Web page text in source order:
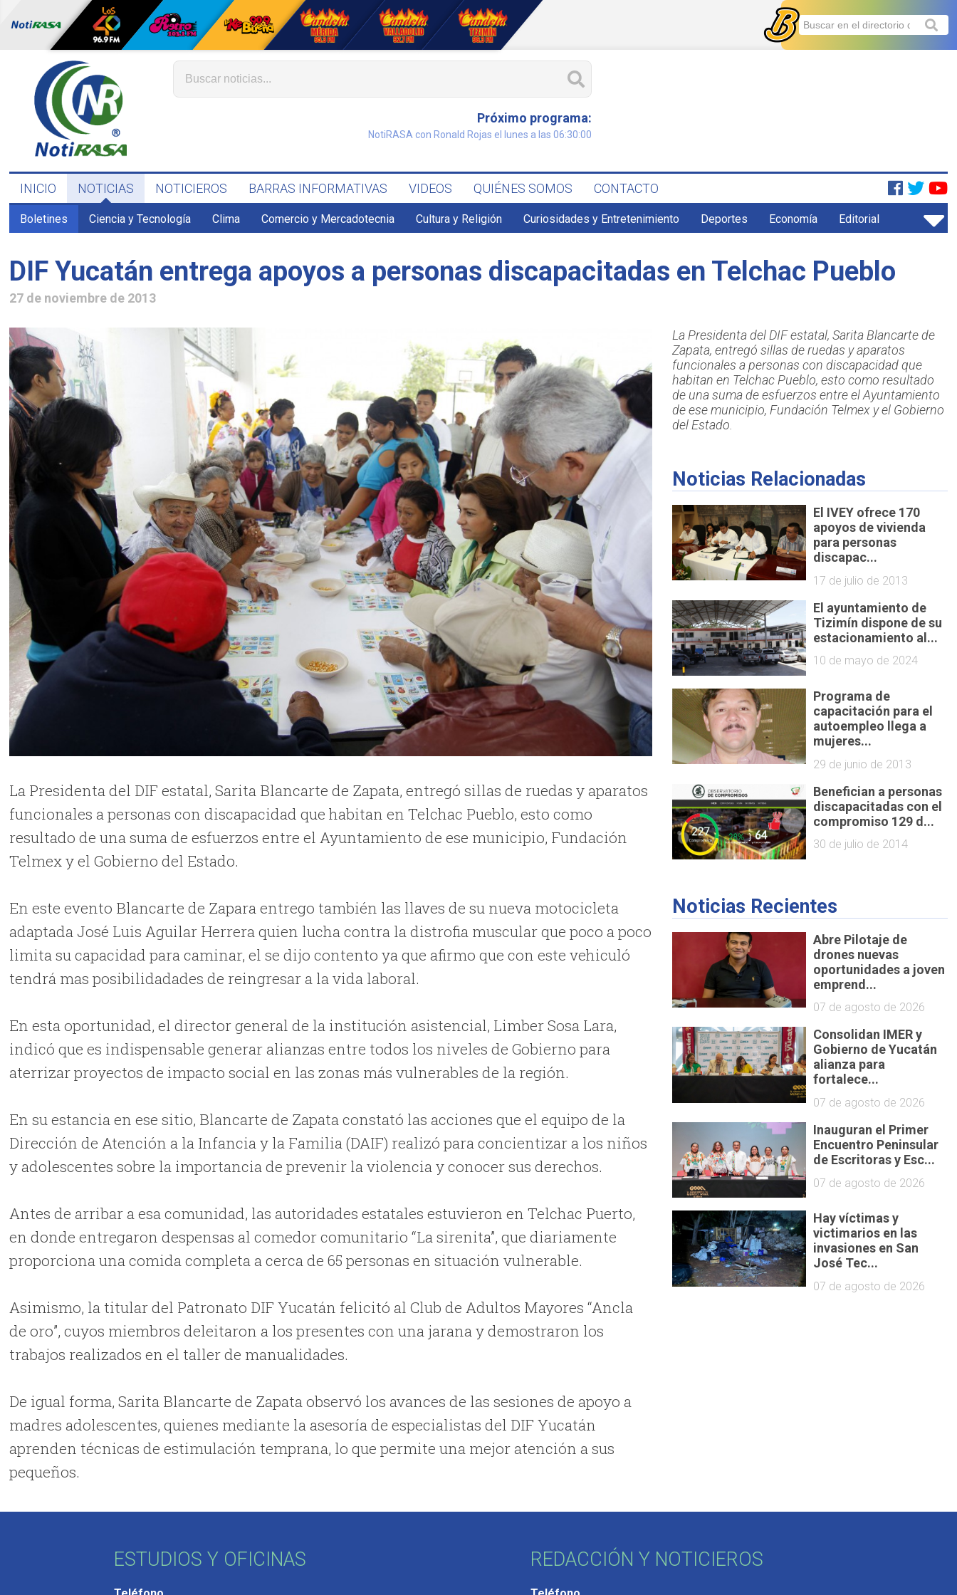
Próximo programa:
NotiRASA con Ronald Rojas el lunes a las 06:30:00
INICIO NOTICIAS NOTICIEROS BARRAS INFORMATIVAS VIDEOS QUIÉNES SOMOS CONTACTO
Boletines Ciencia y Tecnología Clima Comercio y Mercadotecnia Cultura y Religión Curiosidades y Entretenimiento Deportes Economía Editorial
DIF Yucatán entrega apoyos a personas discapacitadas en Telchac Pueblo
27 de noviembre de 2013
La Presidenta del DIF estatal, Sarita Blancarte de Zapata, entregó sillas de ruedas y aparatos
funcionales a personas con discapacidad que habitan en Telchac Pueblo, esto como
resultado de una suma de esfuerzos entre el Ayuntamiento de ese municipio, Fundación
Telmex y el Gobierno del Estado.
En este evento Blancarte de Zapara entrego también las llaves de su nueva motocicleta
adaptada José Luis Aguilar Herrera quien lucha contra la distrofia muscular que poco a poco
limita su capacidad para caminar, el se dijo contento ya que afirmo que con este vehiculó
tendrá mas posibilidadades de reingresar a la vida laboral.
En esta oportunidad, el director general de la institución asistencial, Limber Sosa Lara,
indicó que es indispensable generar alianzas entre todos los niveles de Gobierno para
aterrizar proyectos de impacto social en las zonas más vulnerables de la región.
En su estancia en ese sitio, Blancarte de Zapata constató las acciones que el equipo de la
Dirección de Atención a la Infancia y la Familia (DAIF) realizó para concientizar a los niños
y adolescentes sobre la importancia de prevenir la violencia y conocer sus derechos.
Antes de arribar a esa comunidad, las autoridades estatales estuvieron en Telchac Puerto,
en donde entregaron despensas al comedor comunitario “La sirenita”, que diariamente
proporciona una comida completa a cerca de 65 personas en situación vulnerable.
Asimismo, la titular del Patronato DIF Yucatán felicitó al Club de Adultos Mayores “Ancla
de oro”, cuyos miembros deleitaron a los presentes con una jarana y demostraron los
trabajos realizados en el taller de manualidades.
De igual forma, Sarita Blancarte de Zapata observó los avances de las sesiones de apoyo a
madres adolescentes, quienes mediante la asesoría de especialistas del DIF Yucatán
aprenden técnicas de estimulación temprana, lo que permite una mejor atención a sus
pequeños.
La Presidenta del DIF estatal, Sarita Blancarte de
Zapata, entregó sillas de ruedas y aparatos
funcionales a personas con discapacidad que
habitan en Telchac Pueblo, esto como resultado
de una suma de esfuerzos entre el Ayuntamiento
de ese municipio, Fundación Telmex y el Gobierno
del Estado.
Noticias Relacionadas
El IVEY ofrece 170
apoyos de vivienda
para personas
discapac...
17 de julio de 2013
El ayuntamiento de
Tizimín dispone de su
estacionamiento al...
10 de mayo de 2024
Programa de
capacitación para el
autoempleo llega a
mujeres...
29 de junio de 2013
Benefician a personas
discapacitadas con el
compromiso 129 d...
30 de julio de 2014
Noticias Recientes
Abre Pilotaje de
drones nuevas
oportunidades a joven
emprend...
07 de agosto de 2026
Consolidan IMER y
Gobierno de Yucatán
alianza para
fortalece...
07 de agosto de 2026
Inauguran el Primer
Encuentro Peninsular
de Escritoras y Esc...
07 de agosto de 2026
Hay víctimas y
victimarios en las
invasiones en San
José Tec...
07 de agosto de 2026
ESTUDIOS Y OFICINAS REDACCIÓN Y NOTICIEROS